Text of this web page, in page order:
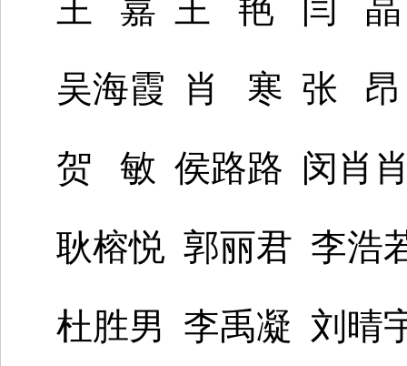
王 嘉 王 艳 闫 晶
吴海霞 肖 寒 张
贺 敏 侯路路 闵肖
耿榕悦 郭丽君 李
杜胜男 李禹凝 刘